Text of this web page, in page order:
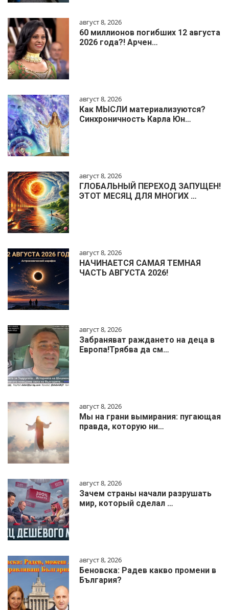
август 8, 2026
60 миллионов погибших 12 августа
2026 года?! Арчен…
август 8, 2026
Как МЫСЛИ материализуются?
Синхроничность Карла Юн…
август 8, 2026
ГЛОБАЛЬНЫЙ ПЕРЕХОД ЗАПУЩЕН!
ЭТОТ МЕСЯЦ ДЛЯ МНОГИХ …
август 8, 2026
НАЧИНАЕТСЯ САМАЯ ТЕМНАЯ
ЧАСТЬ АВГУСТА 2026!
август 8, 2026
Забраняват раждането на деца в
Европа!Трябва да см…
август 8, 2026
Мы на грани вымирания: пугающая
правда, которую ни…
август 8, 2026
Зачем страны начали разрушать
мир, который сделал …
август 8, 2026
Беновска: Радев какво промени в
България?